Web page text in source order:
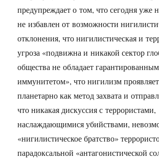
предупреждает о том, что сегодня уже
не избавлен от возможности
отклонения, что нигилистическая и
угроза «подвижна и никакой сектор
общества не обладает гарантированным
иммунитетом», что нигилизм
планетарно как метод захвата и
что никакая дискуссия с террористами,
наслаждающимися убийствами,
«нигилистическое братство»
парадоксальной «антагонистической